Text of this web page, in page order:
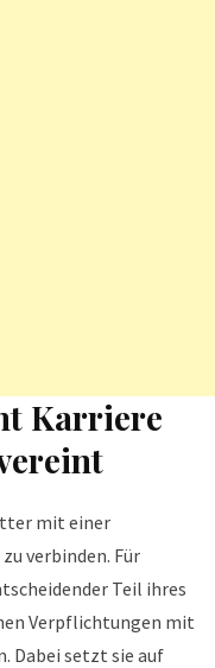
Karriere
mit einer
verbinden. Für
Teil ihres
Verpflichtungen mit
Dabei setzt sie auf